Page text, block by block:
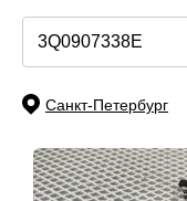
Санкт-Петербург